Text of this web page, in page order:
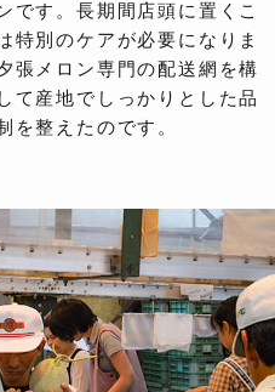
です。長期間店頭に置くこ
特別のケアが必要になりま
張メロン専門の配送網を構
て産地でしっかりとした品
を整えたのです。